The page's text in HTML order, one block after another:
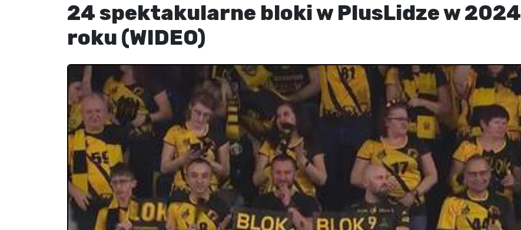
24 spektakularne bloki w PlusLidze w 2024
roku (WIDEO)